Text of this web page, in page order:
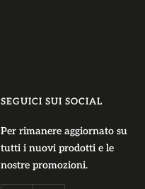
SEGUICI SUI SOCIAL
Per rimanere aggiornato su
tutti i nuovi prodotti e le
nostre promozioni.